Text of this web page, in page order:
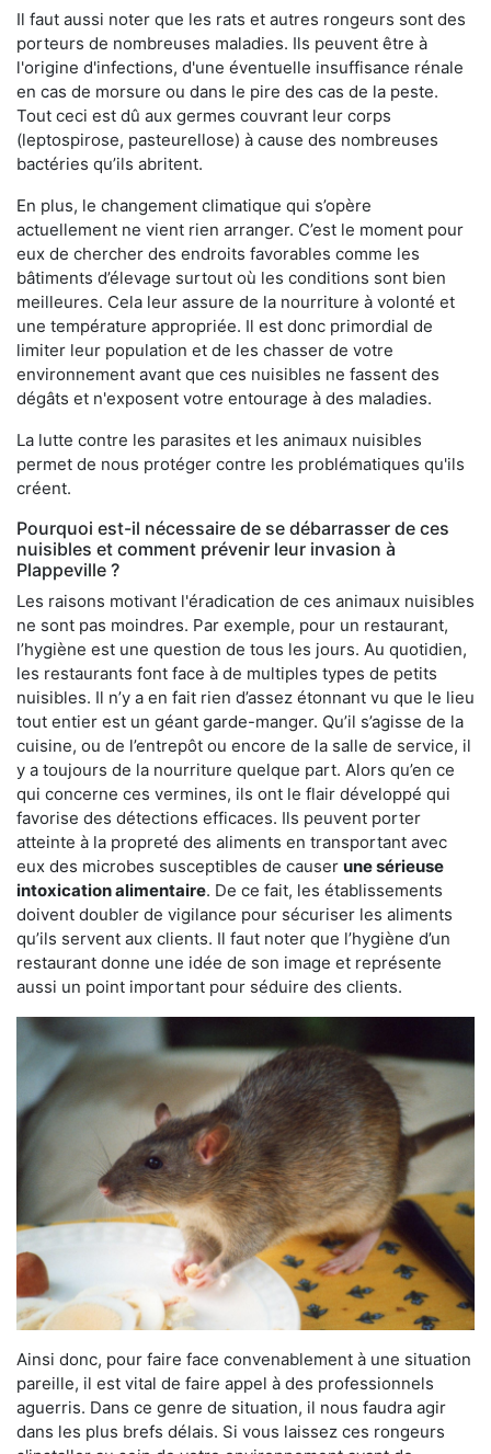
Il faut aussi noter que les rats et autres rongeurs sont des
porteurs de nombreuses maladies. Ils peuvent être à
l'origine d'infections, d'une éventuelle insuffisance rénale
en cas de morsure ou dans le pire des cas de la peste.
Tout ceci est dû aux germes couvrant leur corps
(leptospirose, pasteurellose) à cause des nombreuses
bactéries qu’ils abritent.
En plus, le changement climatique qui s’opère
actuellement ne vient rien arranger. C’est le moment pour
eux de chercher des endroits favorables comme les
bâtiments d’élevage surtout où les conditions sont bien
meilleures. Cela leur assure de la nourriture à volonté et
une température appropriée. Il est donc primordial de
limiter leur population et de les chasser de votre
environnement avant que ces nuisibles ne fassent des
dégâts et n'exposent votre entourage à des maladies.
La lutte contre les parasites et les animaux nuisibles
permet de nous protéger contre les problématiques qu'ils
créent.
Pourquoi est-il nécessaire de se débarrasser de ces
nuisibles et comment prévenir leur invasion à
Plappeville ?
Les raisons motivant l'éradication de ces animaux nuisibles
ne sont pas moindres. Par exemple, pour un restaurant,
l’hygiène est une question de tous les jours. Au quotidien,
les restaurants font face à de multiples types de petits
nuisibles. Il n’y a en fait rien d’assez étonnant vu que le lieu
tout entier est un géant garde-manger. Qu’il s’agisse de la
cuisine, ou de l’entrepôt ou encore de la salle de service, il
y a toujours de la nourriture quelque part. Alors qu’en ce
qui concerne ces vermines, ils ont le flair développé qui
favorise des détections efficaces. Ils peuvent porter
atteinte à la propreté des aliments en transportant avec
eux des microbes susceptibles de causer une sérieuse
intoxication alimentaire. De ce fait, les établissements
doivent doubler de vigilance pour sécuriser les aliments
qu’ils servent aux clients. Il faut noter que l’hygiène d’un
restaurant donne une idée de son image et représente
aussi un point important pour séduire des clients.
Ainsi donc, pour faire face convenablement à une situation
pareille, il est vital de faire appel à des professionnels
aguerris. Dans ce genre de situation, il nous faudra agir
dans les plus brefs délais. Si vous laissez ces rongeurs